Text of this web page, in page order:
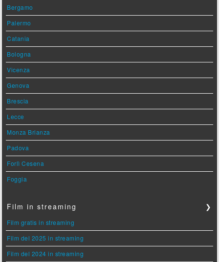
Bergamo
Palermo
Catania
Bologna
Vicenza
Genova
Brescia
Lecce
Monza Brianza
Padova
Forlì Cesena
Foggia
Film in streaming ❯
Film gratis in streaming
Film del 2025 in streaming
Film del 2024 in streaming